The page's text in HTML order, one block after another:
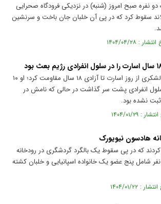
نفره صبح امروز (شنبه) در نزدیکی فرودگاه صحرایی
سقوط کرد که در پی آن خلبان جان باخت و سرنشین
سرلشکر خلبان حسین لشکری از روز اسارت تا آزادی ۱۸ سال مقاومت کرد؛ او ۱۰
انفرادی پشت سر گذاشت در حالی که نامش در
نشده بود.
هادسون نیویورک
کردند که در پی سقوط یک بالگرد گردشگری در رودخانه
هادسون در نیویورک ۶ نفر شامل پنج عضو یک خانواده اسپانیایی و خلبان کشته